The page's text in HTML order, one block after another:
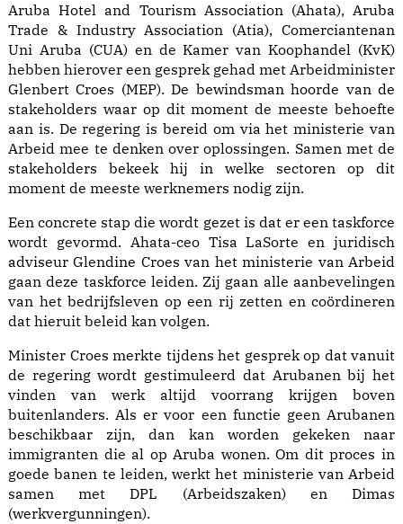
Aruba Hotel and Tourism Association (Ahata), Aruba
Trade & Industry Association (Atia), Comerciantenan
Uni Aruba (CUA) en de Kamer van Koophandel (KvK)
hebben hierover een gesprek gehad met Arbeidminister
Glenbert Croes (MEP). De bewindsman hoorde van de
stakeholders waar op dit moment de meeste behoefte
aan is. De regering is bereid om via het ministerie van
Arbeid mee te denken over oplossingen. Samen met de
stakeholders bekeek hij in welke sectoren op dit
moment de meeste werknemers nodig zijn.
Een concrete stap die wordt gezet is dat er een taskforce
wordt gevormd. Ahata-ceo Tisa LaSorte en juridisch
adviseur Glendine Croes van het ministerie van Arbeid
gaan deze taskforce leiden. Zij gaan alle aanbevelingen
van het bedrijfsleven op een rij zetten en coördineren
dat hieruit beleid kan volgen.
Minister Croes merkte tijdens het gesprek op dat vanuit
de regering wordt gestimuleerd dat Arubanen bij het
vinden van werk altijd voorrang krijgen boven
buitenlanders. Als er voor een functie geen Arubanen
beschikbaar zijn, dan kan worden gekeken naar
immigranten die al op Aruba wonen. Om dit proces in
goede banen te leiden, werkt het ministerie van Arbeid
samen met DPL (Arbeidszaken) en Dimas
(werkvergunningen).